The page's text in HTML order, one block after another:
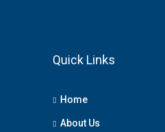
Quick Links
Home
About Us